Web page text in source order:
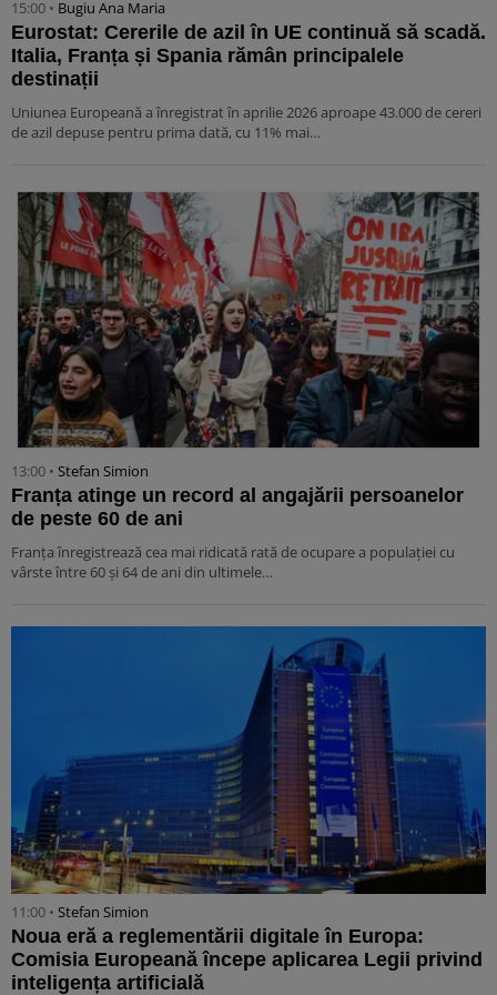
15:00 • Bugiu ⁠Ana Maria
Eurostat: Cererile de azil în UE continuă să scadă.
Italia, Franța și Spania rămân principalele
destinații
Uniunea Europeană a înregistrat în aprilie 2026 aproape 43.000 de cereri
de azil depuse pentru prima dată, cu 11% mai…
13:00 • Stefan Simion
Franța atinge un record al angajării persoanelor
de peste 60 de ani
Franța înregistrează cea mai ridicată rată de ocupare a populației cu
vârste între 60 și 64 de ani din ultimele…
11:00 • Stefan Simion
Noua eră a reglementării digitale în Europa:
Comisia Europeană începe aplicarea Legii privind
inteligența artificială